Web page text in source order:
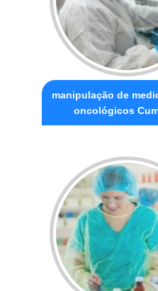
manipulação de
oncológicos